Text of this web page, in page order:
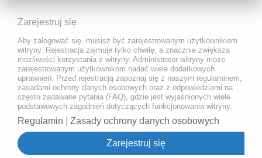
Zarejestruj się
Aby zalogować się, musisz być zarejestrowanym użytkownikiem
witryny. Rejestracja zajmuje tylko chwilę, a znacznie zwiększa
możliwości korzystania z witryny. Administrator witryny może
zarejestrowanym użytkownikom nadać wiele dodatkowych
uprawnień. Przed rejestracją zapoznaj się z naszym regulaminem,
zasadami ochrony danych osobowych oraz z odpowiedziami na
często zadawane pytania (FAQ), gdzie jest wyjaśnionych wiele
podstawowych zagadnień dotyczących funkcjonowania witryny.
Regulamin Zasady ochrony danych osobowych
Zarejestruj się